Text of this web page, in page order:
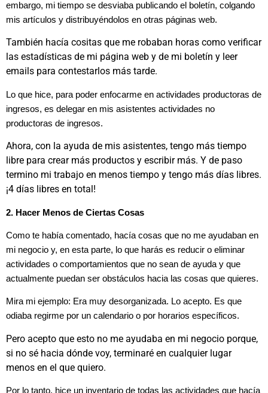
embargo, mi tiempo se desviaba publicando el boletín, colgando
mis artículos y distribuyéndolos en otras páginas web.
También hacía cositas que me robaban horas como verificar
las estadísticas de mi página web y de mi boletín y leer
emails para contestarlos más tarde.
Lo que hice, para poder enfocarme en actividades productoras de
ingresos, es delegar en mis asistentes actividades no
productoras de ingresos.
Ahora, con la ayuda de mis asistentes, tengo más tiempo
libre para crear más productos y escribir más. Y de paso
termino mi trabajo en menos tiempo y tengo más días libres.
¡4 días libres en total!
2. Hacer Menos de Ciertas Cosas
Como te había comentado, hacía cosas que no me ayudaban en
mi negocio y, en esta parte, lo que harás es reducir o eliminar
actividades o comportamientos que no sean de ayuda y que
actualmente puedan ser obstáculos hacia las cosas que quieres.
Mira mi ejemplo: Era muy desorganizada. Lo acepto. Es que
odiaba regirme por un calendario o por horarios específicos.
Pero acepto que esto no me ayudaba en mi negocio porque,
si no sé hacia dónde voy, terminaré en cualquier lugar
menos en el que quiero.
Por lo tanto, hice un inventario de todas las actividades que hacía